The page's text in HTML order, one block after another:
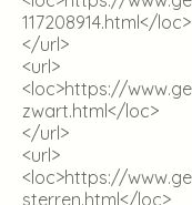
117208914.html</loc>
</url>
<url>
<loc>https://
zwart.html</loc>
</url>
<url>
<loc>https://
sterren.html</loc>